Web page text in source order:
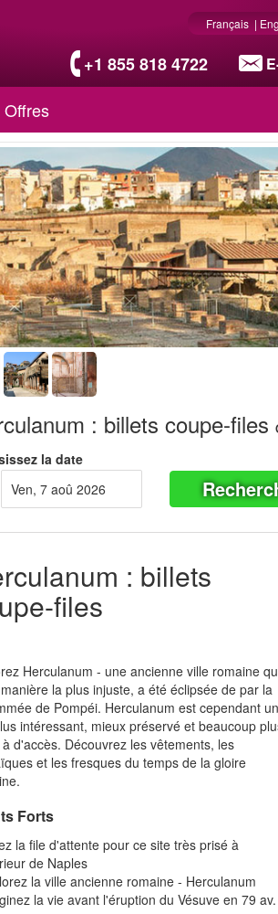
+1 855 818 4722
Français |
Offres
: billets coupe-files
la date
ven, 7 aoû 2026
: billets
files
Herculanum - une ancienne ville romaine
la plus injuste, a été éclipsée de par la
de Pompéi. Herculanum est cependant un
intéressant, mieux préservé et beaucoup
d'accès. Découvrez les vêtements, les
et les fresques du temps de la gloire
Forts
la file d'attente pour ce site très prisé à
de Naples
la ville ancienne romaine - Herculanum
la vie avant l'éruption du Vésuve en 79